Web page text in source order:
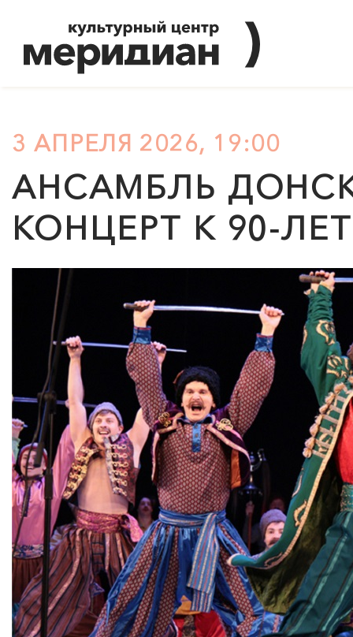
3 АПРЕЛЯ 2026, 19:00
АНСАМБЛЬ
КОНЦЕРТ К 90-